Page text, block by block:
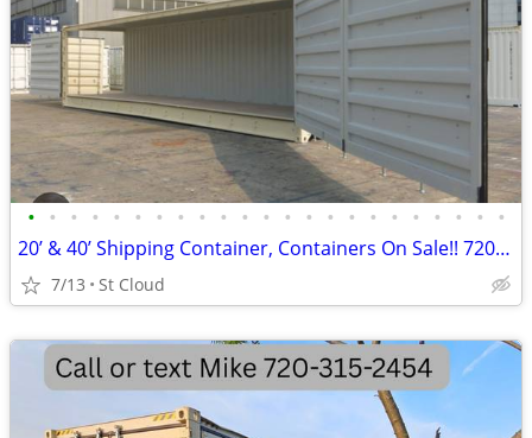
• • • • • • • • • • • • • • • • • • • • • • •
20’ & 40’ Shipping Container, Containers On Sale!! 720-315-2454
7/13 St Cloud